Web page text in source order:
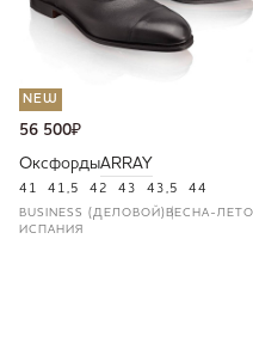
NEW
56 500₽
ОксфордыARRAY
41 41,5 42 43 43,5 44
BUSINESS (ДЕЛОВОЙ) ВЕСНА-ЛЕТО
ИСПАНИЯ